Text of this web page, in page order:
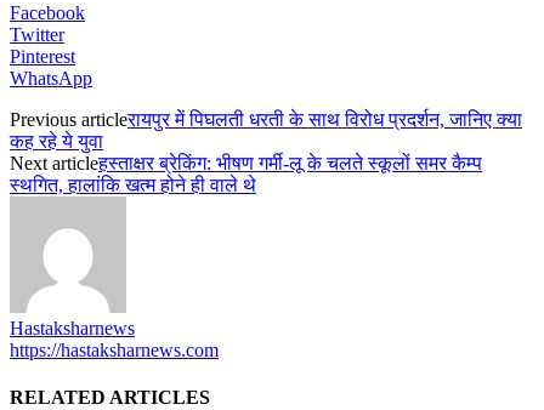
Facebook
Twitter
Pinterest
WhatsApp
Previous articleरायपुर में पिघलती धरती के साथ विरोध प्रदर्शन, जानिए क्या
कह रहे ये युवा
Next articleहस्ताक्षर ब्रेकिंग: भीषण गर्मी-लू के चलते स्कूलों समर कैम्प
स्थगित, हालांकि खत्म होने ही वाले थे
Hastaksharnews
https://hastaksharnews.com
RELATED ARTICLES